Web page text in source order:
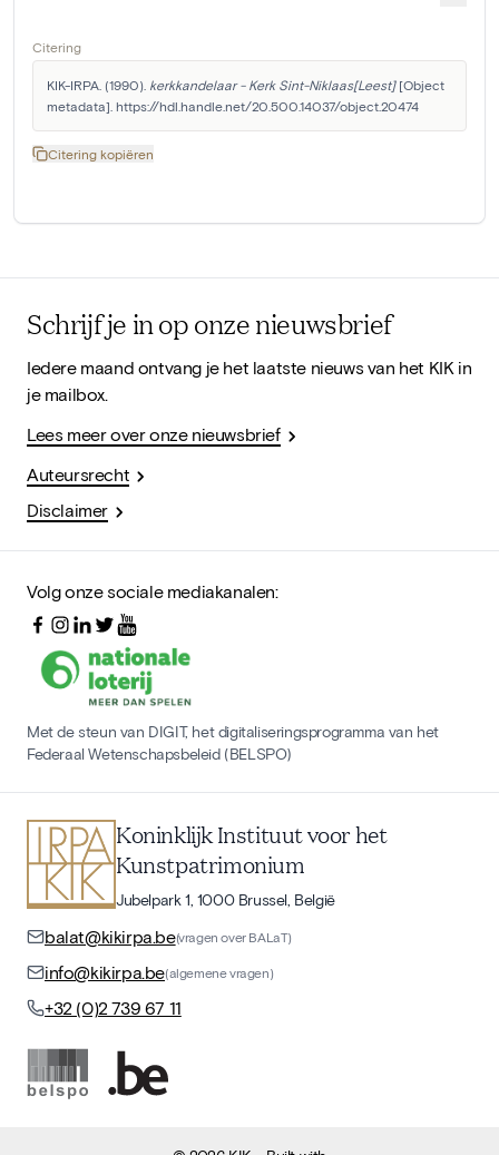
Citering
KIK-IRPA. (1990). kerkkandelaar - Kerk Sint-Niklaas[Leest] [Object
metadata]. https://hdl.handle.net/20.500.14037/object.20474
Citering kopiëren
Schrijf je in op onze nieuwsbrief
Iedere maand ontvang je het laatste nieuws van het KIK in
je mailbox.
Lees meer over onze nieuwsbrief
Auteursrecht
Disclaimer
Volg onze sociale mediakanalen:
Met de steun van DIGIT, het digitaliseringsprogramma van het
Federaal Wetenschapsbeleid (BELSPO)
Koninklijk Instituut voor het
Kunstpatrimonium
Jubelpark 1, 1000 Brussel, België
balat@kikirpa.be(vragen over BALaT)
info@kikirpa.be(algemene vragen)
+32 (0)2 739 67 11